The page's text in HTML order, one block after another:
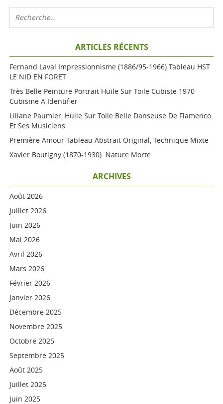
ARTICLES RÉCENTS
Fernand Laval Impressionnisme (1886/95-1966) Tableau HST
LE NID EN FORET
Très Belle Peinture Portrait Huile Sur Toile Cubiste 1970
Cubisme A Identifier
Liliane Paumier, Huile Sur Toile Belle Danseuse De Flamenco
Et Ses Musiciens
Première Amour Tableau Abstrait Original, Technique Mixte
Xavier Boutigny (1870-1930). Nature Morte
ARCHIVES
Août 2026
Juillet 2026
Juin 2026
Mai 2026
Avril 2026
Mars 2026
Février 2026
Janvier 2026
Décembre 2025
Novembre 2025
Octobre 2025
Septembre 2025
Août 2025
Juillet 2025
Juin 2025